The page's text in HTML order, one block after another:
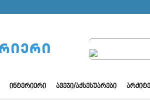
ᲘᲜᲢᲔᲠᲘᲔᲠᲘ ᲐᲕᲔᲯᲘ/ᲐᲥᲡᲔᲡᲣᲐᲠᲔᲑᲘ